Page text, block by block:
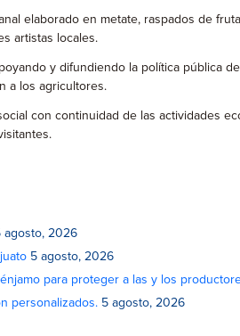
elaborado en metate, raspados de
artistas locales.
y difundiendo la política pública
a los agricultores.
con continuidad de las actividades
agosto, 2026
5 agosto, 2026
para proteger a las y los
personalizados. 5 agosto, 2026